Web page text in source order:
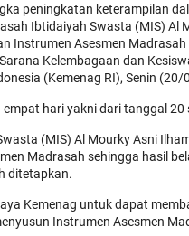
peningkatan keterampilan
Ibtidaiyah Swasta (MIS) Al
Instrumen Asesmen
Kelembagaan dan
(Kemenag RI), Senin
hari yakni dari tanggal 20
(MIS) Al Mourky Asni
Madrasah sehingga hasil
ditetapkan.
Kemenag untuk dapat
Instrumen Asesmen